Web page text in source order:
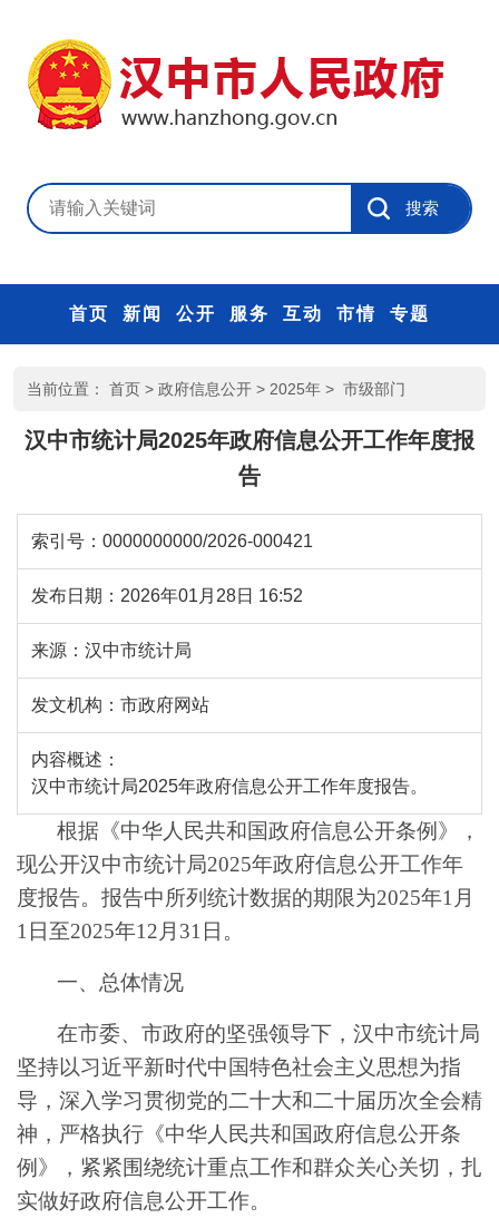
首页 新闻 公开 服务 互动 市情 专题
当前位置： 首页 > 政府信息公开 > 2025年 > 市级部门
汉中市统计局2025年政府信息公开工作年度报
告
索引号： 0000000000/2026-000421
发布日期： 2026年01月28日 16:52
来源： 汉中市统计局
发文机构： 市政府网站
内容概述：
汉中市统计局2025年政府信息公开工作年度报告。
根据《中华人民共和国政府信息公开条例》，
现公开汉中市统计局2025年政府信息公开工作年
度报告。 报告中所列统计数据的期限为2025年1 月
1 日至2025年12 月 31 日。
一、 总体情况
在市委、市政府的坚强领导下，汉中市统计局
坚持以习近平新时代中国特色社会主义思想为指
导，深入学习贯彻党的二十大和二十届历次全会精
神，严格执行《中华人民共和国政府信息公开条
例》，紧紧围绕统计重点工作和群众关心关切，扎
实做好政府信息公开工作。